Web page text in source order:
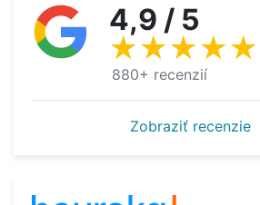
4,9 / 5
★★★★★
880+ recenzií
Zobraziť recenzie